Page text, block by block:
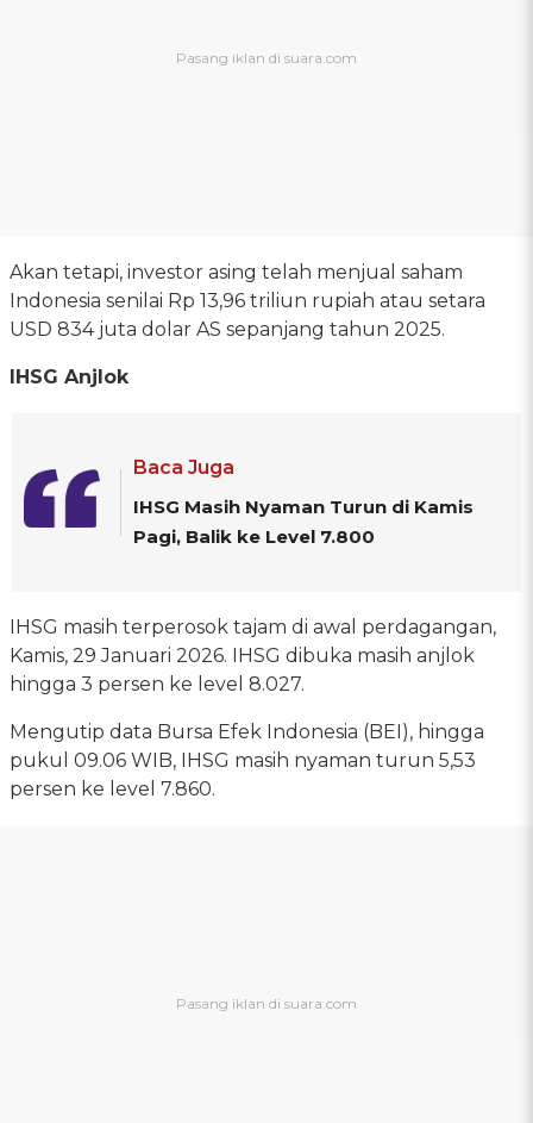
Akan tetapi, investor asing telah menjual saham
Indonesia senilai Rp 13,96 triliun rupiah atau setara
USD 834 juta dolar AS sepanjang tahun 2025.
IHSG Anjlok
Baca Juga
IHSG Masih Nyaman Turun di Kamis
Pagi, Balik ke Level 7.800
IHSG masih terperosok tajam di awal perdagangan,
Kamis, 29 Januari 2026. IHSG dibuka masih anjlok
hingga 3 persen ke level 8.027.
Mengutip data Bursa Efek Indonesia (BEI), hingga
pukul 09.06 WIB, IHSG masih nyaman turun 5,53
persen ke level 7.860.